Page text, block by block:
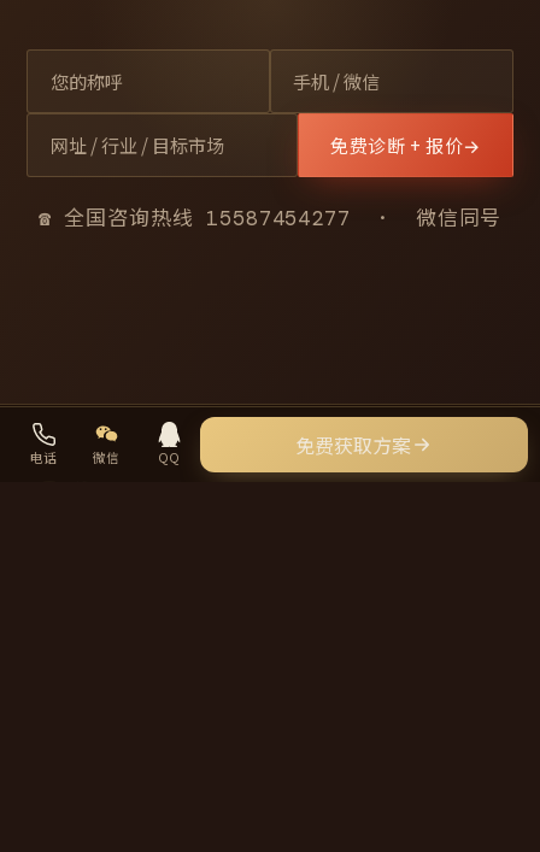
电话 微信 QQ 免费获取方案
免费诊断 + 报价→
☎ 全国咨询热线 15587454277 · 微信同号